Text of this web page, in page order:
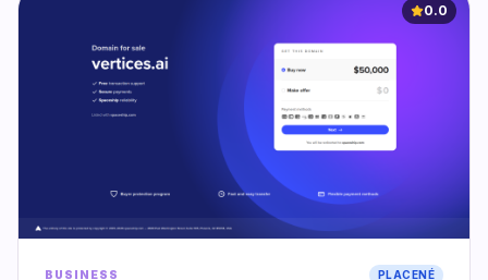
0.0
BUSINESS PLACENÉ